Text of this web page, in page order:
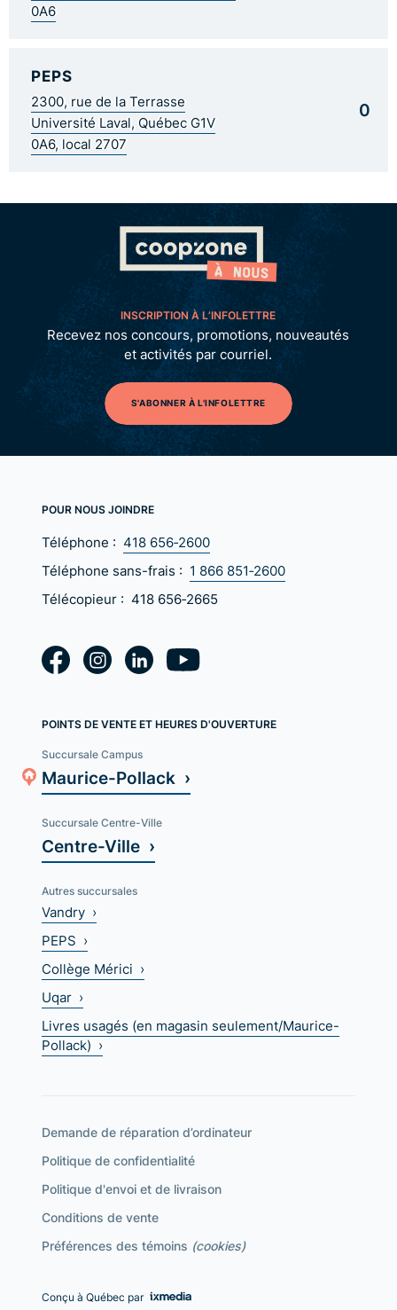
0A6
PEPS
2300, rue de la Terrasse
Université Laval, Québec G1V
0A6, local 2707
0
INSCRIPTION À L’INFOLETTRE
Recevez nos concours, promotions, nouveautés
et activités par courriel.
S'ABONNER À L'INFOLETTRE
POUR NOUS JOINDRE
Téléphone : 418 656‑2600
Téléphone sans-frais : 1 866 851‑2600
Télécopieur : 418 656‑2665
POINTS DE VENTE ET HEURES D'OUVERTURE
Succursale Campus
Maurice-Pollack ›
Succursale Centre-Ville
Centre-Ville ›
Autres succursales
Vandry ›
PEPS ›
Collège Mérici ›
Uqar ›
Livres usagés (en magasin seulement/Maurice-
Pollack) ›
Demande de réparation d’ordinateur
Politique de confidentialité
Politique d'envoi et de livraison
Conditions de vente
Préférences des témoins (cookies)
Conçu à Québec par